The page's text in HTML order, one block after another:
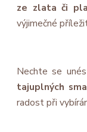
ze zlata či
výjimečné
Nechte se
tajuplných
radost při